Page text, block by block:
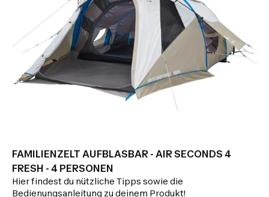
FAMILIENZELT AUFBLASBAR - AIR SECONDS 4
FRESH - 4 PERSONEN
Hier findest du nützliche Tipps sowie die
Bedienungsanleitung zu deinem Produkt!